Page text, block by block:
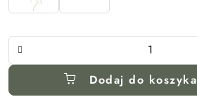
Dodaj do koszyka